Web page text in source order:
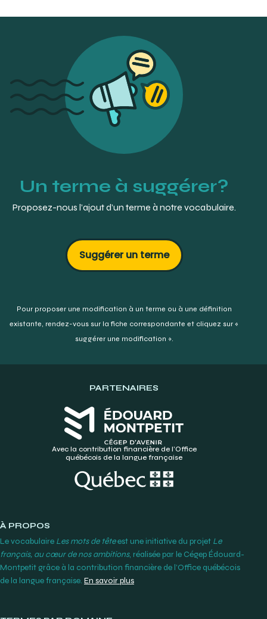
titre=frein%20de%20la%20l%C3%A9vre%20inf%C3%A9rieure
http://dictionnaire.academie-
medecine.fr/search/results?
titre=frein%20de%20la%20l%C3%A9vre%20sup%C3%A9rieure
https://vitrinelinguistique.oqlf.gouv.qc.ca/fiche-
gdt/fiche/18952839/frein-de-la-levre
Dorland’s Medical Dictionary Online. « frenulum ».
LEMIEUX, Bertand. (2001). « frein». Dictionnaire des termes
de médecine dentaire en usage au Québec. Beaupré,
Un terme à suggérer?
Proposez-nous l’ajout d’un terme à notre vocabulaire.
Suggérer un terme
Pour proposer une modification à un terme ou à une définition
existante, rendez-vous sur la fiche correspondante et cliquez sur «
suggérer une modification ».
PARTENAIRES
Avec la contribution financière de l’Office
québécois de la langue française
À PROPOS
Le vocabulaire Les mots de têteest une initiative du projet Le
français, au cœur de nos ambitions, réalisée par le Cégep Édouard-
Montpetit grâce à la contribution financière de l’Office québécois
de la langue française. En savoir plus